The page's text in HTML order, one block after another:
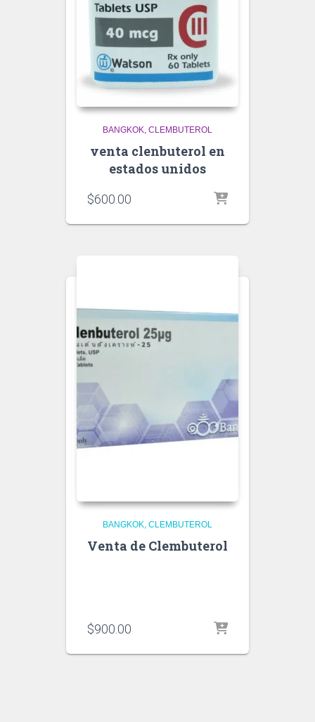
BANGKOK CLEMBUTEROL
venta clenbuterol en
estados unidos
$600.00
BANGKOK CLEMBUTEROL
Venta de Clembuterol
$900.00